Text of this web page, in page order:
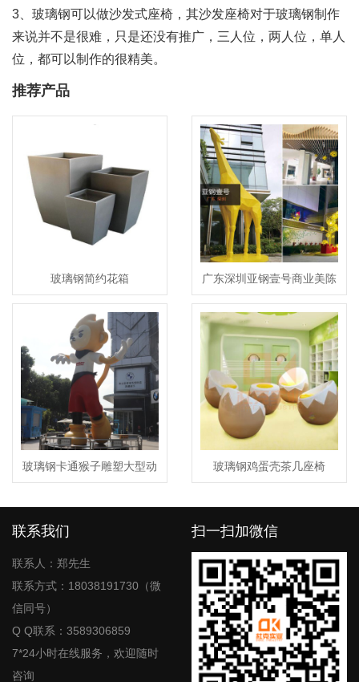
3、玻璃钢可以做沙发式座椅，其沙发座椅对于玻璃钢制作
来说并不是很难，只是还没有推广，三人位，两人位，单人
位，都可以制作的很精美。
推荐产品
玻璃钢简约花箱
广东深圳亚钢壹号商业美陈
景观制作
玻璃钢卡通猴子雕塑大型动
物广场装饰IP摆件
玻璃钢鸡蛋壳茶几座椅
联系我们
联系人：郑先生
联系方式：18038191730（微
信同号）
Q Q联系：3589306859
7*24小时在线服务，欢迎随时
咨询
扫一扫加微信